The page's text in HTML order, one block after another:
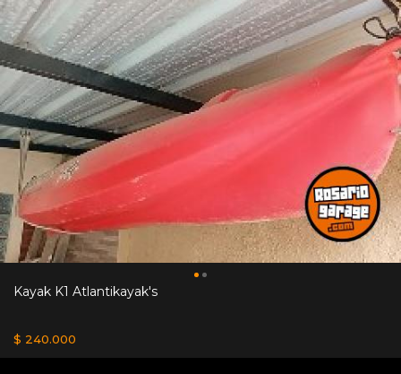
Kayak K1 Atlantikayak's
$ 240.000